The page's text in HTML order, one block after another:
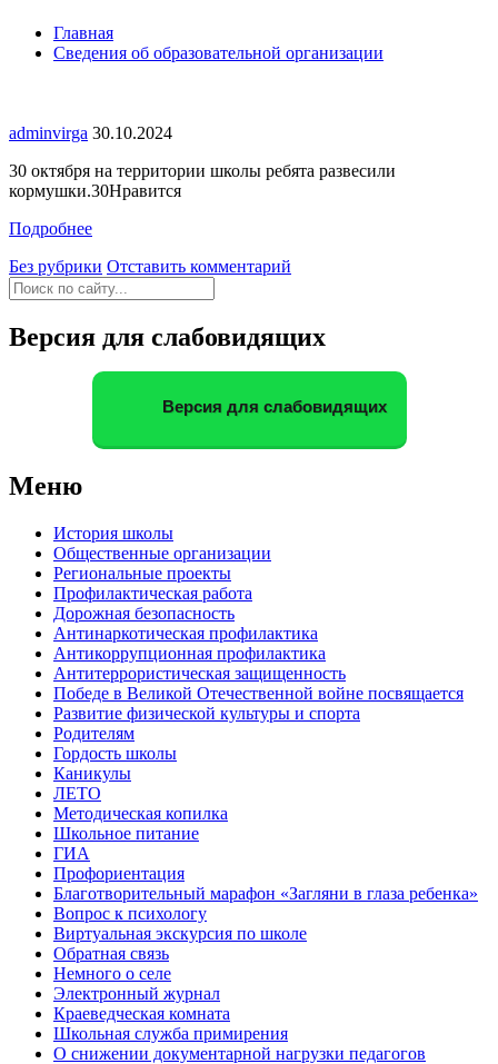
Главная
Сведения об образовательной организации
adminvirga 30.10.2024
30 октября на территории школы ребята развесили
кормушки.30Нравится
Подробнее
Без рубрики Отставить комментарий
Версия для слабовидящих
Версия для слабовидящих
Меню
История школы
Общественные организации
Региональные проекты
Профилактическая работа
Дорожная безопасность
Антинаркотическая профилактика
Антикоррупционная профилактика
Антитеррористическая защищенность
Победе в Великой Отечественной войне посвящается
Развитие физической культуры и спорта
Родителям
Гордость школы
Каникулы
ЛЕТО
Методическая копилка
Школьное питание
ГИА
Профориентация
Благотворительный марафон «Загляни в глаза ребенка»
Вопрос к психологу
Виртуальная экскурсия по школе
Обратная связь
Немного о селе
Электронный журнал
Краеведческая комната
Школьная служба примирения
О снижении документарной нагрузки педагогов